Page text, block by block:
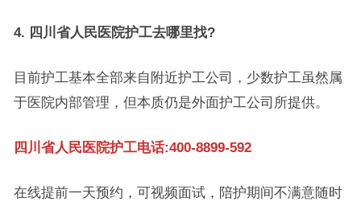
4. 四川省人民医院护工去哪里找?
目前护工基本全部来自附近护工公司，少数护工虽然属
于医院内部管理，但本质仍是外面护工公司所提供。
四川省人民医院护工电话:400-8899-592
在线提前一天预约，可视频面试，陪护期间不满意随时